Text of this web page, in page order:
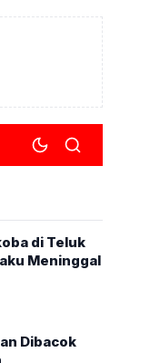
di Teluk
Meninggal
Dibacok